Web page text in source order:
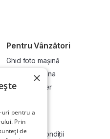
Pentru Vânzători
Ghid foto mașină
Vinde-ți mașina
Devino dealer
Compania
Termeni și condiții
×
uri pentru a
Prin
de